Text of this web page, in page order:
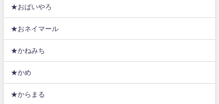
★おぱいやろ
★おネイマール
★かねみち
★かめ
★からまる